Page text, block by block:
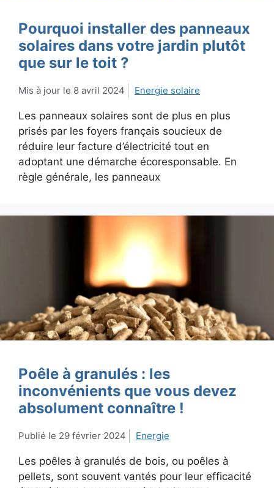
Pourquoi installer des panneaux
solaires dans votre jardin plutôt
que sur le toit ?
8 avril 2024 Energie solaire
Les panneaux solaires sont de plus en plus
prisés par les foyers français soucieux de
réduire leur facture d’électricité tout en
adoptant une démarche écoresponsable. En
règle générale, les panneaux
Poêle à granulés : les
inconvénients que vous devez
absolument connaître !
29 février 2024 Energie
Les poêles à granulés de bois, ou poêles à
pellets, sont souvent vantés pour leur efficacité